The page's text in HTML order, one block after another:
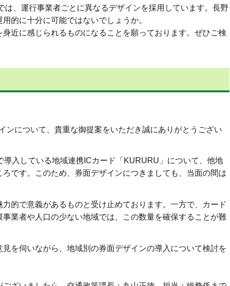
、運行事業者ごとに異なるデザインを採用しています。長野
的に十分に可能ではないでしょうか。
近に感じられるものになることを願っております。ぜひご検
ンについて、貴重な御提案をいただき誠にありがとうござい
入している地域連携ICカード「KURURU」について、他地
です。このため、券面デザインにつきましても、当面の間は
的で意義があるものと受け止めております。一方で、カード
業者や人口の少ない地域では、この数量を確保することが難
を伺いながら、地域別の券面デザインの導入について検討を